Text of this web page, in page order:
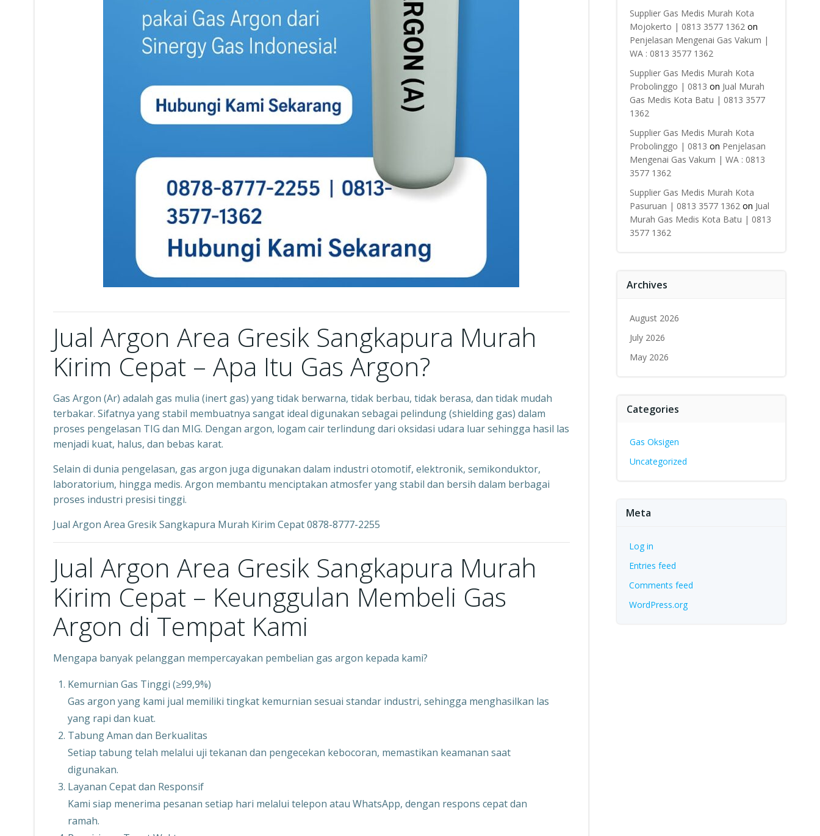
Jual Argon Area Gresik Sangkapura Murah
Kirim Cepat – Apa Itu Gas Argon?
Gas Argon (Ar) adalah gas mulia (inert gas) yang tidak berwarna, tidak berbau, tidak berasa, dan tidak mudah
terbakar. Sifatnya yang stabil membuatnya sangat ideal digunakan sebagai pelindung (shielding gas) dalam
proses pengelasan TIG dan MIG. Dengan argon, logam cair terlindung dari oksidasi udara luar sehingga hasil las
menjadi kuat, halus, dan bebas karat.
Selain di dunia pengelasan, gas argon juga digunakan dalam industri otomotif, elektronik, semikonduktor,
laboratorium, hingga medis. Argon membantu menciptakan atmosfer yang stabil dan bersih dalam berbagai
proses industri presisi tinggi.
Jual Argon Area Gresik Sangkapura Murah Kirim Cepat 0878-8777-2255
Jual Argon Area Gresik Sangkapura Murah
Kirim Cepat – Keunggulan Membeli Gas
Argon di Tempat Kami
Mengapa banyak pelanggan mempercayakan pembelian gas argon kepada kami?
Kemurnian Gas Tinggi (≥99,9%)
Gas argon yang kami jual memiliki tingkat kemurnian sesuai standar industri, sehingga menghasilkan las
yang rapi dan kuat.
Tabung Aman dan Berkualitas
Setiap tabung telah melalui uji tekanan dan pengecekan kebocoran, memastikan keamanan saat
digunakan.
Layanan Cepat dan Responsif
Kami siap menerima pesanan setiap hari melalui telepon atau WhatsApp, dengan respons cepat dan
ramah.
Supplier Gas Medis Murah Kota
Mojokerto | 0813 3577 1362on
Penjelasan Mengenai Gas Vakum |
WA : 0813 3577 1362
Supplier Gas Medis Murah Kota
Probolinggo | 0813 on Jual Murah
Gas Medis Kota Batu | 0813 3577
1362
Supplier Gas Medis Murah Kota
Probolinggo | 0813 on Penjelasan
Mengenai Gas Vakum | WA : 0813
3577 1362
Supplier Gas Medis Murah Kota
Pasuruan | 0813 3577 1362on Jual
Murah Gas Medis Kota Batu | 0813
3577 1362
Archives
August 2026
July 2026
May 2026
Categories
Gas Oksigen
Uncategorized
Meta
Log in
Entries feed
Comments feed
WordPress.org